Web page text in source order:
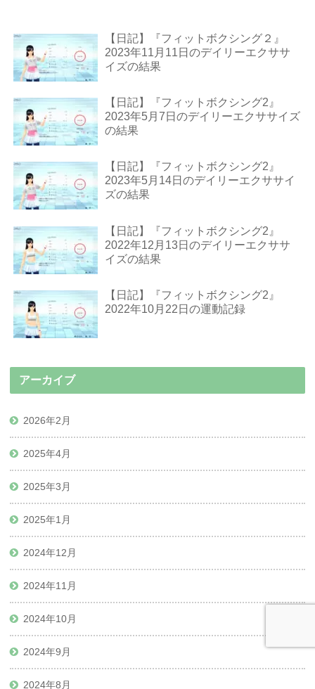
【日記】『フィットボクシング２』
2023年11月11日のデイリーエクササ
イズの結果
【日記】『フィットボクシング2』
2023年5月7日のデイリーエクササイズ
の結果
【日記】『フィットボクシング2』
2023年5月14日のデイリーエクササイ
ズの結果
【日記】『フィットボクシング2』
2022年12月13日のデイリーエクササ
イズの結果
【日記】『フィットボクシング2』
2022年10月22日の運動記録
アーカイブ
2026年2月
2025年4月
2025年3月
2025年1月
2024年12月
2024年11月
2024年10月
2024年9月
2024年8月